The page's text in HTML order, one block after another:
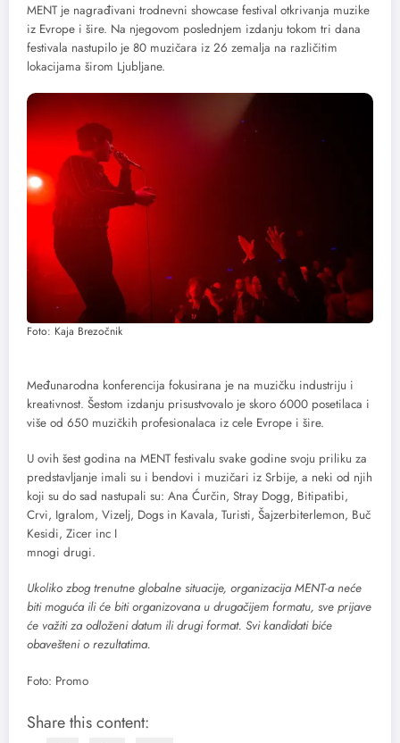
MENT je nagrađivani trodnevni showcase festival otkrivanja muzike
iz Evrope i šire. Na njegovom poslednjem izdanju tokom tri dana
festivala nastupilo je 80 muzičara iz 26 zemalja na različitim
lokacijama širom Ljubljane.
Foto: Kaja Brezočnik
Međunarodna konferencija fokusirana je na muzičku industriju i
kreativnost. Šestom izdanju prisustvovalo je skoro 6000 posetilaca i
više od 650 muzičkih profesionalaca iz cele Evrope i šire.
U ovih šest godina na MENT festivalu svake godine svoju priliku za
predstavljanje imali su i bendovi i muzičari iz Srbije, a neki od njih
koji su do sad nastupali su: Ana Ćurčin, Stray Dogg, Bitipatibi,
Crvi, Igralom, Vizelj, Dogs in Kavala, Turisti, Šajzerbiterlemon, Buč
Kesidi, Zicer inc I
mnogi drugi.
Ukoliko zbog trenutne globalne situacije, organizacija MENT-a neće
biti moguća ili će biti organizovana u drugačijem formatu, sve prijave
će važiti za odloženi datum ili drugi format. Svi kandidati biće
obavešteni o rezultatima.
Foto: Promo
Share this content: